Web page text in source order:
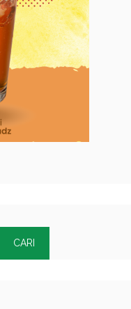
CARI